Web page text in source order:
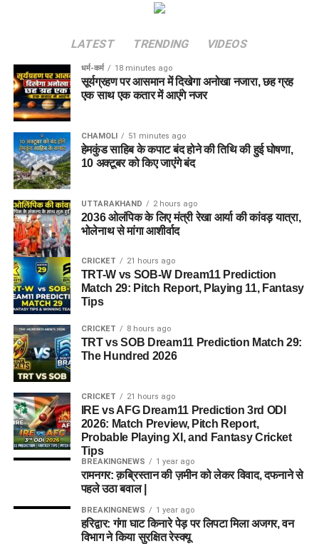
LATEST TRENDING VIDEOS
धर्म-कर्म 18 minutes ago
सूर्यग्रहण पर आसमान में दिखेगा अनोखा नजारा, छह ग्रह
एक साथ एक कतार में आएंगे नजर
CHAMOLI 51 minutes ago
हेमकुंड साहिब के कपाट बंद होने की तिथि की हुई घोषणा,
10 अक्टूबर को किए जाएंंगे बंद
UTTARAKHAND 2 hours ago
2036 ओलंपिक के लिए मंत्री रेखा आर्या की कांवड़ यात्रा,
भोलेनाथ से मांगा आशीर्वाद
CRICKET 21 hours ago
TRT-W vs SOB-W Dream11 Prediction
Match 29: Pitch Report, Playing 11, Fantasy
Tips
CRICKET 8 hours ago
TRT vs SOB Dream11 Prediction Match 29:
The Hundred 2026
CRICKET 21 hours ago
IRE vs AFG Dream11 Prediction 3rd ODI
2026: Match Preview, Pitch Report,
Probable Playing XI, and Fantasy Cricket
Tips
BREAKINGNEWS 1 year ago
रामनगर: क़ब्रिस्तान की ज़मीन को लेकर विवाद, दफनाने से
पहले उठा बवाल |
BREAKINGNEWS 1 year ago
हरिद्वार: गंगा घाट किनारे पेड़ पर लिपटा मिला अजगर, वन
विभाग ने किया सुरक्षित रेस्क्यू